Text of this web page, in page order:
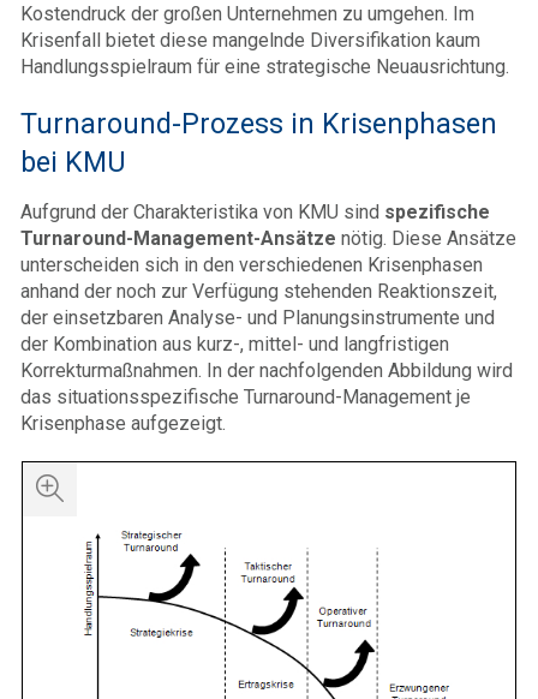
Kostendruck der großen Unternehmen zu umgehen. Im
Krisenfall bietet diese mangelnde Diversifikation kaum
Handlungsspielraum für eine strategische Neuausrichtung.
Turnaround-Prozess in Krisenphasen
bei KMU
Aufgrund der Charakteristika von KMU sind spezifische
Turnaround-Management-Ansätze nötig. Diese Ansätze
unterscheiden sich in den verschiedenen Krisenphasen
anhand der noch zur Verfügung stehenden Reaktionszeit,
der einsetzbaren Analyse- und Planungsinstrumente und
der Kombination aus kurz-, mittel- und langfristigen
Korrekturmaßnahmen. In der nachfolgenden Abbildung wird
das situationsspezifische Turnaround-Management je
Krisenphase aufgezeigt.